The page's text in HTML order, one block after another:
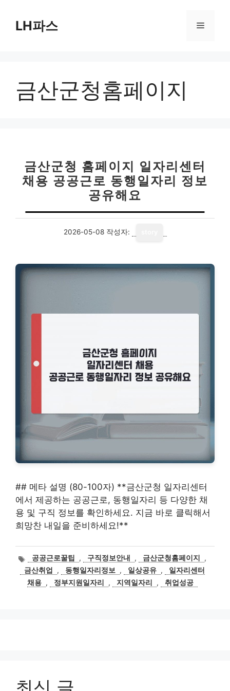
LH파스 메
금산군청홈페이지
금산군청 홈페이지 일자리센터
채용 공공근로 동행일자리 정보
공유해요
2026-05-08 작성자:
## 메타 설명 (80-100자) **금산군청 일자리센터
에서 제공하는 공공근로, 동행일자리 등 다양한 채
용 및 구직 정보를 확인하세요. 지금 바로 클릭해서
희망찬 내일을 준비하세요!**
태
그
공공근로꿀팁 , 구직정보안내 , 금산군청홈페이지
,
금산취업
, 동행일자리정보 , 일상공유 ,
일자리센터
채용 , 정부지원일자리 , 지역일자리 , 취업성공